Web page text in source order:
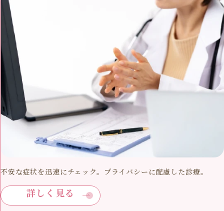
不安な症状を迅速にチェック。プライバシーに配慮した診療。
詳しく見る